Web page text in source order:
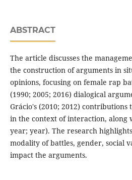
ABSTRACT
The article discusses the
the construction of arguments in
opinions, focusing on female rap
(1990; 2005; 2016) dialogical
Grácio's (2010; 2012) contributions
in the context of interaction, along
year; year). The research
modality of battles, gender, social
impact the arguments.